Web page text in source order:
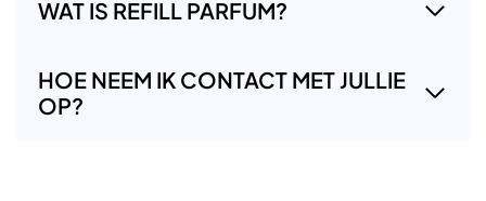
WAT IS REFILL PARFUM?
HOE NEEM IK CONTACT MET JULLIE
OP?